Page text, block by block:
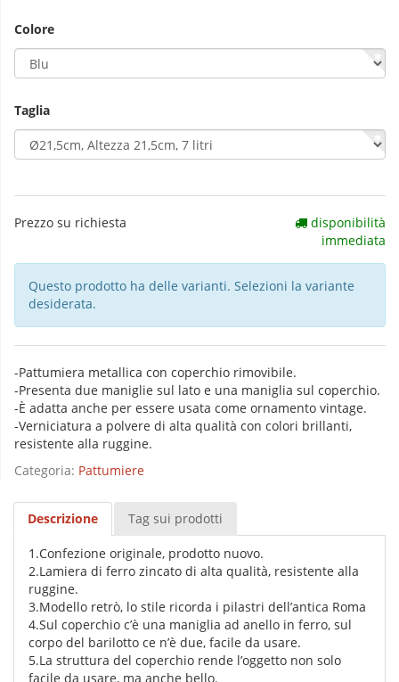
Colore
Taglia
Prezzo su richiesta
disponibilità
immediata
Questo prodotto ha delle varianti. Selezioni la variante
desiderata.
-Pattumiera metallica con coperchio rimovibile.
-Presenta due maniglie sul lato e una maniglia sul coperchio.
-È adatta anche per essere usata come ornamento vintage.
-Verniciatura a polvere di alta qualità con colori brillanti,
resistente alla ruggine.
Categoria: Pattumiere
Descrizione Tag sui prodotti
1.Confezione originale, prodotto nuovo.
2.Lamiera di ferro zincato di alta qualità, resistente alla
ruggine.
3.Modello retrò, lo stile ricorda i pilastri dell’antica Roma
4.Sul coperchio c’è una maniglia ad anello in ferro, sul
corpo del barilotto ce n’è due, facile da usare.
5.La struttura del coperchio rende l’oggetto non solo
facile da usare, ma anche bello.